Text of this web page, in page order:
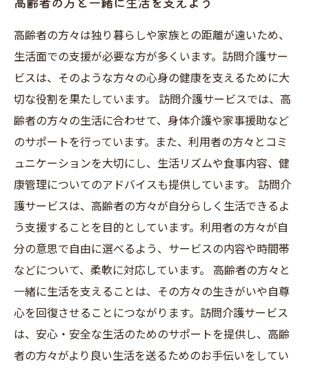
高齢者の方々は独り暮らしや家族との距離が遠いため、
生活面での支援が必要な方が多くいます。訪問介護サー
ビスは、そのような方々の心身の健康を支えるために大
切な役割を果たしています。 訪問介護サービスでは、高
齢者の方々の生活に合わせて、身体介護や家事援助など
のサポートを行っています。また、利用者の方々とコミ
ュニケーションを大切にし、生活リズムや食事内容、健
康管理についてのアドバイスも提供しています。 訪問介
護サービスは、高齢者の方々が自分らしく生活できるよ
う支援することを目的としています。利用者の方々が自
分の意思で自由に選べるよう、サービスの内容や時間帯
などについて、柔軟に対応しています。 高齢者の方々と
一緒に生活を支えることは、その方々の生きがいや自尊
心を回復させることにつながります。訪問介護サービス
は、安心・安全な生活のためのサポートを提供し、高齢
者の方々がより良い生活を送るためのお手伝いをしてい